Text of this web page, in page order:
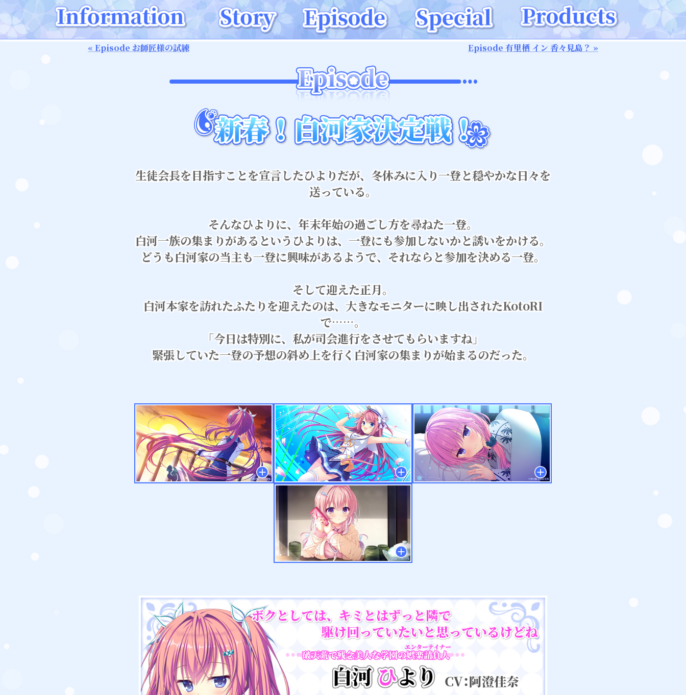
« Episode お師匠様の試練 Episode 有里栖 イン 香々見島？ »
生徒会長を目指すことを宣言したひよりだが、冬休みに入り一登と穏やかな日々を
送っている。
そんなひよりに、年末年始の過ごし方を尋ねた一登。
白河一族の集まりがあるというひよりは、一登にも参加しないかと誘いをかける。
どうも白河家の当主も一登に興味があるようで、それならと参加を決める一登。
そして迎えた正月。
白河本家を訪れたふたりを迎えたのは、大きなモニターに映し出されたKotoRI
で……。
「今日は特別に、私が司会進行をさせてもらいますね」
緊張していた一登の予想の斜め上を行く白河家の集まりが始まるのだった。